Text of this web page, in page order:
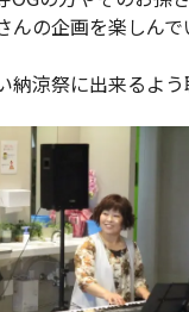
んの企画を楽しんで
納涼祭に出来るよ